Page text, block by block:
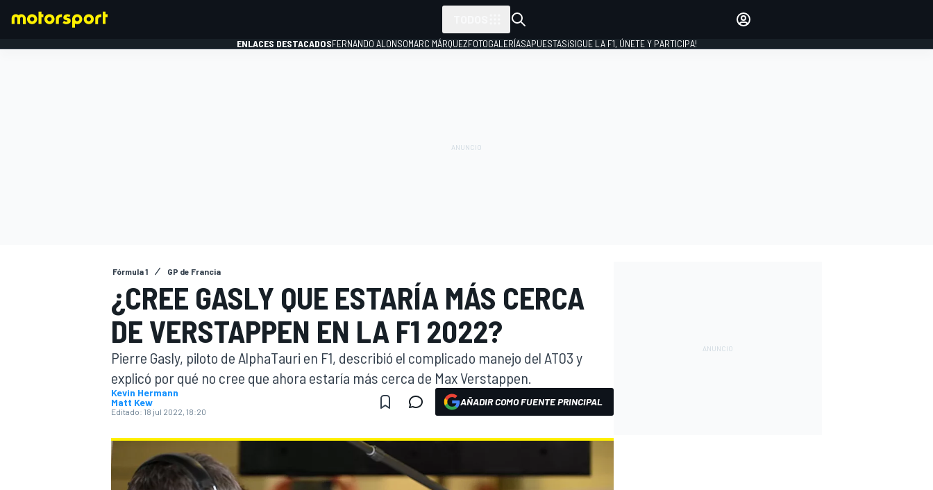
ENLACES DESTACADOSFERNANDO ALONSOMARC MÁRQUEZFOTOGALERÍASAPUESTAS¡SIGUE LA F1, ÚNETE Y PARTICIPA!
Fórmula 1 GP de Francia
¿CREE GASLY QUE ESTARÍA MÁS CERCA
DE VERSTAPPEN EN LA F1 2022?
Pierre Gasly, piloto de AlphaTauri en F1, describió el complicado manejo del AT03 y
explicó por qué no cree que ahora estaría más cerca de Max Verstappen.
Kevin Hermann
Matt Kew
Editado: 18 jul 2022, 18:20
AÑADIR COMO FUENTE PRINCIPAL